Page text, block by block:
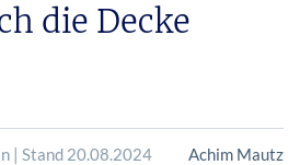
die Decke
| Stand 20.08.2024 Achim Mautz